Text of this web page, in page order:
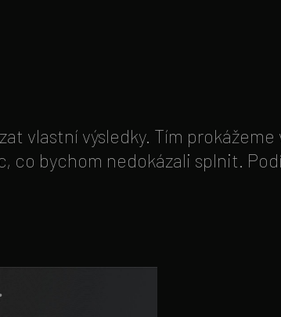
vlastní výsledky. Tím prokážeme
co bychom nedokázali splnit.